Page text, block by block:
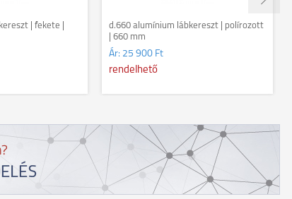
| fekete |
d.660 alumínium lábkereszt | polírozott
| 660 mm
Ár: 25 900 Ft
rendelhető